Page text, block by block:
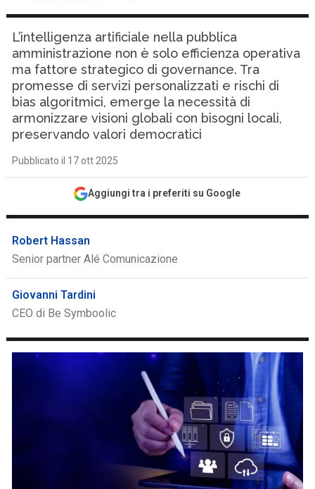
L’intelligenza artificiale nella pubblica
amministrazione non è solo efficienza operativa
ma fattore strategico di governance. Tra
promesse di servizi personalizzati e rischi di
bias algoritmici, emerge la necessità di
armonizzare visioni globali con bisogni locali,
preservando valori democratici
Pubblicato il 17 ott 2025
Aggiungi tra i preferiti su Google
Robert Hassan
Senior partner Alé Comunicazione
Giovanni Tardini
CEO di Be Symboolic